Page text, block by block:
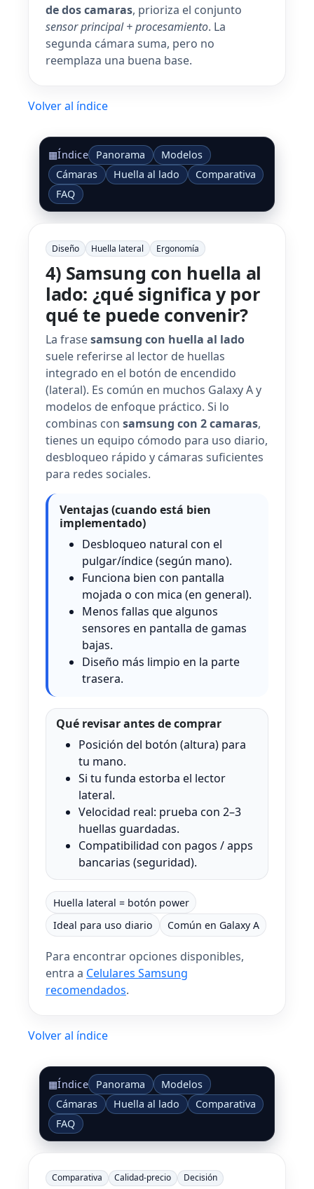
de dos camaras, prioriza el conjunto
sensor principal + procesamiento. La
segunda cámara suma, pero no
reemplaza una buena base.
Volver al índice
▦Índice Panorama
Modelos
Cámaras
Huella al lado
Comparativa
FAQ
Diseño Huella lateral Ergonomía
4) Samsung con huella al
lado: ¿qué significa y por
qué te puede convenir?
La frasesamsung con huella al lado
suele referirse al lector de huellas
integrado en el botón de encendido
(lateral). Es común en muchos Galaxy A y
modelos de enfoque práctico. Si lo
combinas con samsung con 2 camaras,
tienes un equipo cómodo para uso diario,
desbloqueo rápido y cámaras suficientes
para redes sociales.
Ventajas (cuando está bien
implementado)
Desbloqueo natural con el
pulgar/índice (según mano).
Funciona bien con pantalla
mojada o con mica (en general).
Menos fallas que algunos
sensores en pantalla de gamas
bajas.
Diseño más limpio en la parte
trasera.
Qué revisar antes de comprar
Posición del botón (altura) para
tu mano.
Si tu funda estorba el lector
lateral.
Velocidad real: prueba con 2–3
huellas guardadas.
Compatibilidad con pagos / apps
bancarias (seguridad).
Huella lateral = botón power
Ideal para uso diario
Común en Galaxy A
Para encontrar opciones disponibles,
entra a Celulares Samsung
recomendados.
Volver al índice
▦Índice Panorama
Modelos
Cámaras
Huella al lado
Comparativa
FAQ
Comparativa Calidad-precio Decisión